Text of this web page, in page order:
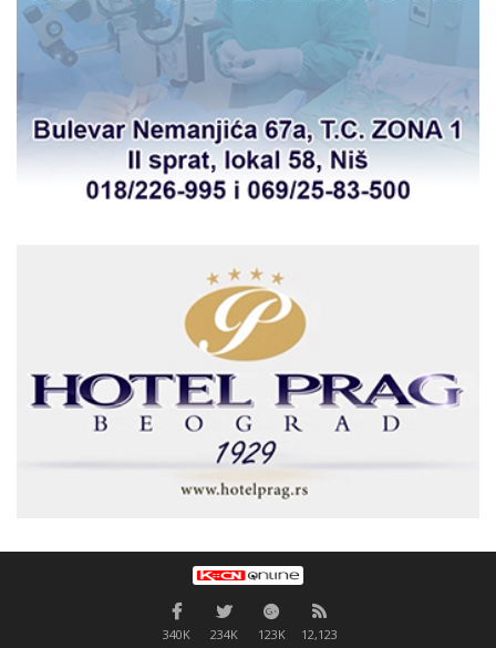
340K 234K 123K 12,123